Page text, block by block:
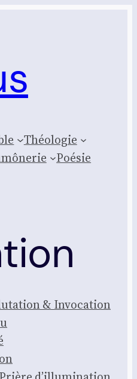
Théologie
Poésie
& Invo­ca­tion